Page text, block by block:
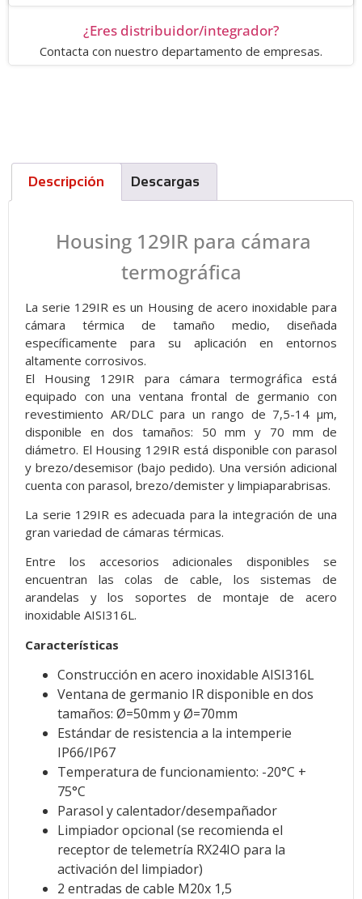
¿Eres distribuidor/integrador?
Contacta con nuestro departamento de empresas.
Descripción Descargas
Housing 129IR para cámara
termográfica
La serie 129IR es un Housing de acero inoxidable para
cámara térmica de tamaño medio, diseñada
específicamente para su aplicación en entornos
altamente corrosivos.
El Housing 129IR para cámara termográfica está
equipado con una ventana frontal de germanio con
revestimiento AR/DLC para un rango de 7,5-14 µm,
disponible en dos tamaños: 50 mm y 70 mm de
diámetro. El Housing 129IR está disponible con parasol
y brezo/desemisor (bajo pedido). Una versión adicional
cuenta con parasol, brezo/demister y limpiaparabrisas.
La serie 129IR es adecuada para la integración de una
gran variedad de cámaras térmicas.
Entre los accesorios adicionales disponibles se
encuentran las colas de cable, los sistemas de
arandelas y los soportes de montaje de acero
inoxidable AISI316L.
Características
Construcción en acero inoxidable AISI316L
Ventana de germanio IR disponible en dos
tamaños: Ø=50mm y Ø=70mm
Estándar de resistencia a la intemperie
IP66/IP67
Temperatura de funcionamiento: -20°C +
75°C
Parasol y calentador/desempañador
Limpiador opcional (se recomienda el
receptor de telemetría RX24IO para la
activación del limpiador)
2 entradas de cable M20x 1,5